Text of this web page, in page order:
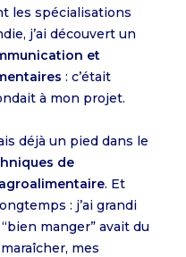
les spécialisations
j’ai découvert un
et
: c’était
à mon projet.
déjà un pied dans le
de
. Et
: j’ai grandi
manger” avait du
mes